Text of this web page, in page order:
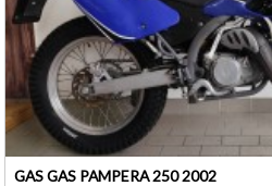
GAS GAS PAMPERA 250 2002